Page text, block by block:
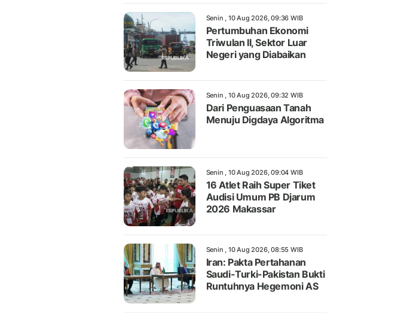
Senin , 10 Aug 2026, 09:36 WIB
Pertumbuhan Ekonomi
Triwulan II, Sektor Luar
Negeri yang Diabaikan
Senin , 10 Aug 2026, 09:32 WIB
Dari Penguasaan Tanah
Menuju Digdaya Algoritma
Senin , 10 Aug 2026, 09:04 WIB
16 Atlet Raih Super Tiket
Audisi Umum PB Djarum
2026 Makassar
Senin , 10 Aug 2026, 08:55 WIB
Iran: Pakta Pertahanan
Saudi-Turki-Pakistan Bukti
Runtuhnya Hegemoni AS